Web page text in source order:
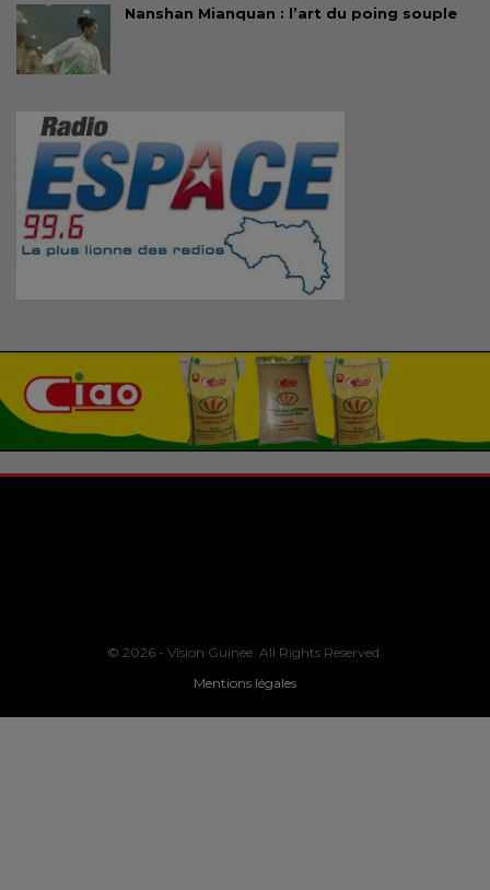
Nanshan Mianquan : l’art du poing souple
© 2026 - Vision Guinee. All Rights Reserved.
Mentions légales